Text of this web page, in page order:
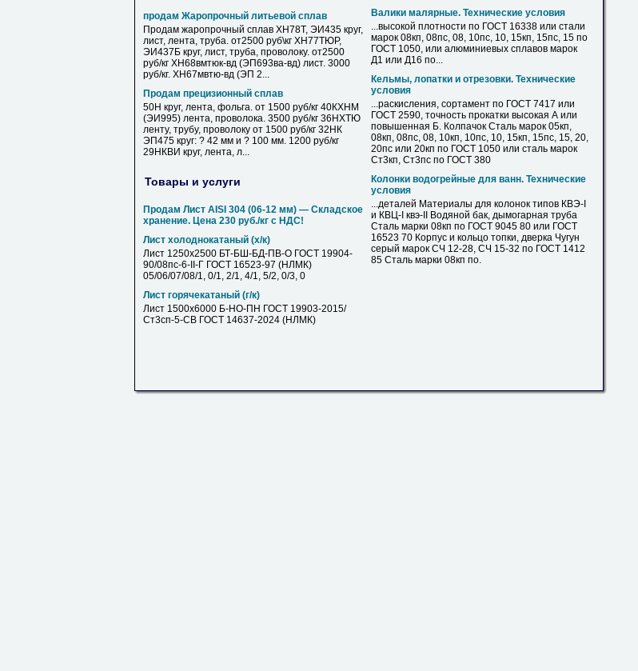
продам Жаропрочный литьевой сплав
Продам жаропрочный сплав ХН78Т, ЭИ435 круг,
лист, лента, труба. от2500 руб\кг ХН77ТЮР,
ЭИ437Б круг, лист, труба, проволоку. от2500
руб/кг ХН68вмтюк-вд (ЭП693ва-вд) лист. 3000
руб/кг. ХН67мвтю-вд (ЭП 2...
Продам прецизионный сплав
50Н круг, лента, фольга. от 1500 руб/кг 40КХНМ
(ЭИ995) лента, проволока. 3500 руб/кг 36НХТЮ
ленту, трубу, проволоку от 1500 руб/кг 32НК
ЭП475 круг: ? 42 мм и ? 100 мм. 1200 руб/кг
29НКВИ круг, лента, л...
Товары и услуги
Продам Лист AISI 304 (06-12 мм) — Складское
хранение. Цена 230 руб./кг с НДС!
Лист холоднокатаный (х/к)
Лист 1250х2500 БТ-БШ-БД-ПВ-О ГОСТ 19904-
90/08пс-6-II-Г ГОСТ 16523-97 (НЛМК)
05/06/07/08/1, 0/1, 2/1, 4/1, 5/2, 0/3, 0
Лист горячекатаный (г/к)
Лист 1500х6000 Б-НО-ПН ГОСТ 19903-2015/
Ст3сп-5-СВ ГОСТ 14637-2024 (НЛМК)
Валики малярные. Технические условия
...высокой плотности по ГОСТ 16338 или стали
марок 08кп, 08пс, 08, 10пс, 10, 15кп, 15пс, 15 по
ГОСТ 1050, или алюминиевых сплавов марок
Д1 или Д16 по...
Кельмы, лопатки и отрезовки. Технические
условия
...раскисления, сортамент по ГОСТ 7417 или
ГОСТ 2590, точность прокатки высокая А или
повышенная Б. Колпачок Сталь марок 05кп,
08кп, 08пс, 08, 10кп, 10пс, 10, 15кп, 15пс, 15, 20,
20пс или 20кп по ГОСТ 1050 или сталь марок
Ст3кп, Ст3пс по ГОСТ 380
Колонки водогрейные для ванн. Технические
условия
...деталей Материалы для колонок типов КВЭ-I
и КВЦ-I квэ-II Водяной бак, дымогарная труба
Сталь марки 08кп по ГОСТ 9045 80 или ГОСТ
16523 70 Корпус и кольцо топки, дверка Чугун
серый марок СЧ 12-28, СЧ 15-32 по ГОСТ 1412
85 Сталь марки 08кп по.